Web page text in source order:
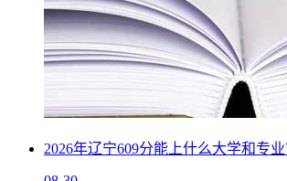
2026年辽宁609分能上什么大学和专